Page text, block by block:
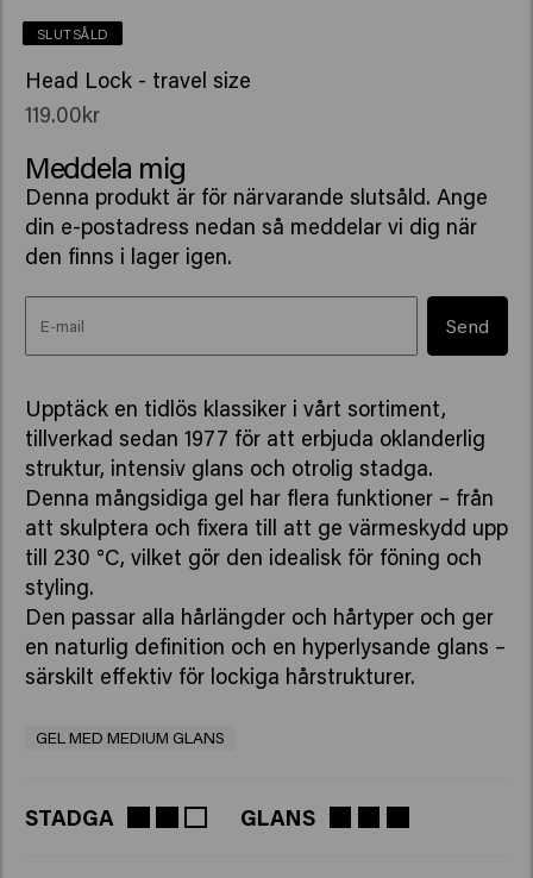
SLUTSÅLD
Head Lock - travel size
119.00kr
Meddela mig
Denna produkt är för närvarande slutsåld. Ange
din e-postadress nedan så meddelar vi dig när
den finns i lager igen.
Send
Upptäck en tidlös klassiker i vårt sortiment,
tillverkad sedan 1977 för att erbjuda oklanderlig
struktur, intensiv glans och otrolig stadga.
Denna mångsidiga gel har flera funktioner – från
att skulptera och fixera till att ge värmeskydd upp
till 230 °C, vilket gör den idealisk för föning och
styling.
Den passar alla hårlängder och hårtyper och ger
en naturlig definition och en hyperlysande glans –
särskilt effektiv för lockiga hårstrukturer.
GEL MED MEDIUM GLANS
STADGA GLANS